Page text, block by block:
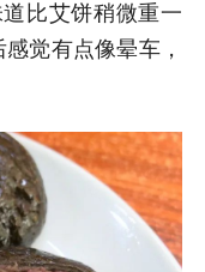
比艾饼稍微重一
觉有点像晕车，